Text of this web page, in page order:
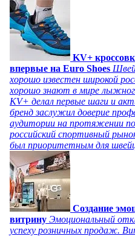
KV+
впервые на Euro Shoes
хорошо известен широкой
хорошо знают в мире
KV+ делал первые шаги и
бренд заслужил доверие
аудитории на протяжении
российский спортивный
был приоритетным для
Создание
витрину Эмоциональный
успеху розничных продаж.